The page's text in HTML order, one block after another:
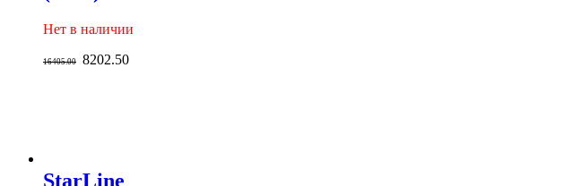
Нет в наличии
16405.00 8202.50
StarLine